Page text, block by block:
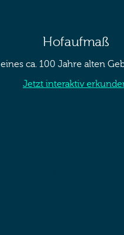
Hofaufmaß
eines ca. 100 Jahre alten
Jetzt interaktiv